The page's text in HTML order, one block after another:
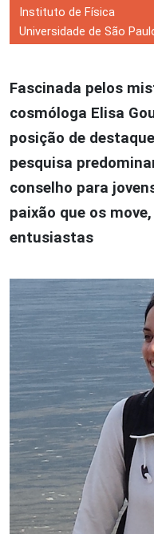
Instituto de Física
Universidade de São
Fascinada pelos
cosmóloga Elisa
posição de
pesquisa
conselho para
paixão que os
entusiastas